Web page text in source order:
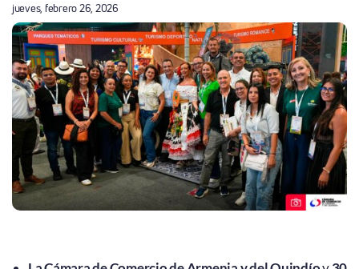
jueves, febrero 26, 2026